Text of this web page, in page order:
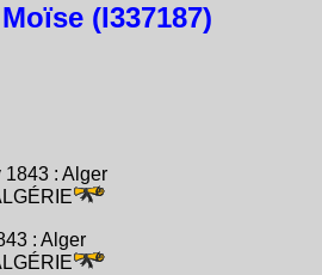
(I337187)
1843 : Alger
: Alger